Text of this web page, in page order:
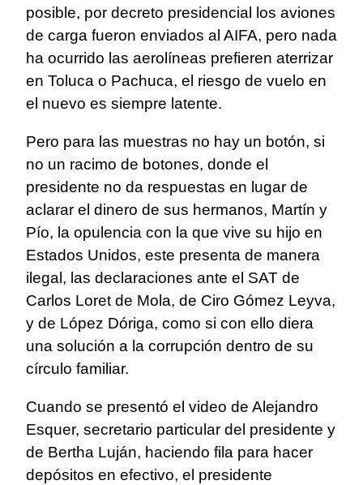
posible, por decreto presidencial los aviones
de carga fueron enviados al AIFA, pero nada
ha ocurrido las aerolíneas prefieren aterrizar
en Toluca o Pachuca, el riesgo de vuelo en
el nuevo es siempre latente.
Pero para las muestras no hay un botón, si
no un racimo de botones, donde el
presidente no da respuestas en lugar de
aclarar el dinero de sus hermanos, Martín y
Pío, la opulencia con la que vive su hijo en
Estados Unidos, este presenta de manera
ilegal, las declaraciones ante el SAT de
Carlos Loret de Mola, de Ciro Gómez Leyva,
y de López Dóriga, como si con ello diera
una solución a la corrupción dentro de su
círculo familiar.
Cuando se presentó el video de Alejandro
Esquer, secretario particular del presidente y
de Bertha Luján, haciendo fila para hacer
depósitos en efectivo, el presidente